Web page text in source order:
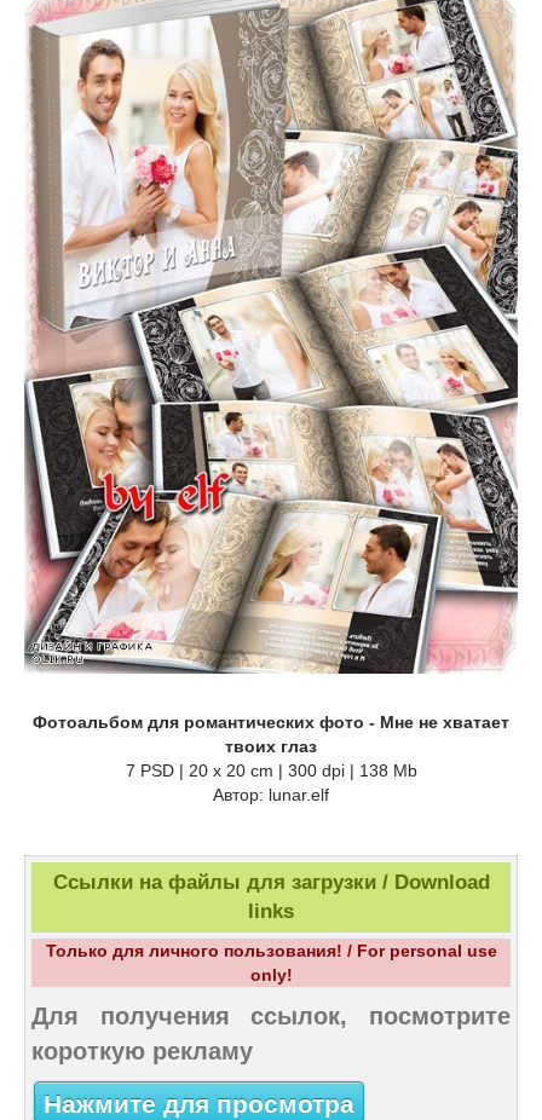
Фотоальбом для романтических фото - Мне не хватает
твоих глаз
7 PSD | 20 x 20 cm | 300 dpi | 138 Mb
Автор: lunar.elf
Ссылки на файлы для загрузки / Download
links
Только для личного пользования! / For personal use
only!
Для получения ссылок, посмотрите
короткую рекламу
Нажмите для просмотра